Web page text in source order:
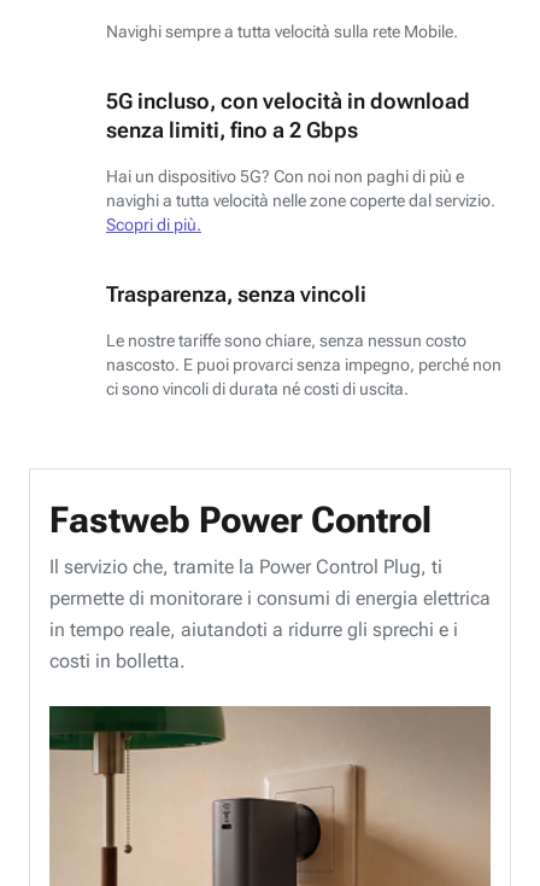
Navighi sempre a tutta velocità sulla rete Mobile.
5G incluso, con velocità in download
senza limiti, fino a 2 Gbps
Hai un dispositivo 5G? Con noi non paghi di più e
navighi a tutta velocità nelle zone coperte dal servizio.
Scopri di più.
Trasparenza, senza vincoli
Le nostre tariffe sono chiare, senza nessun costo
nascosto. E puoi provarci senza impegno, perché non
ci sono vincoli di durata né costi di uscita.
Fastweb Power Control
Il servizio che, tramite la Power Control Plug, ti
permette di monitorare i consumi di energia elettrica
in tempo reale, aiutandoti a ridurre gli sprechi e i
costi in bolletta.